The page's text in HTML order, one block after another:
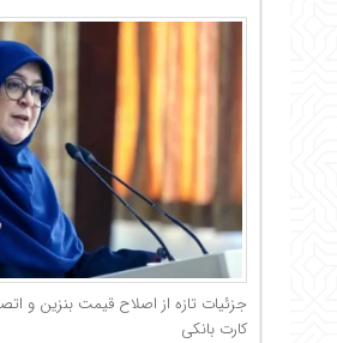
جزئیات تازه از اصلاح قیمت بنزین و
کارت بانکی